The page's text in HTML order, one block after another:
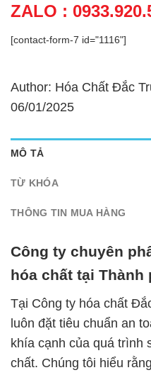
ZALO :
[contact-form-7 id="1116"]
Author: Hóa Chất Đắc
06/01/2025
MÔ TẢ
TỪ KHÓA
THÔNG TIN MUA HÀNG
Công ty chuyên
hóa chất tại Thành
Tại Công ty hóa chất
luôn đặt tiêu chuẩn an
khía cạnh của quá trình
chất. Chúng tôi hiểu